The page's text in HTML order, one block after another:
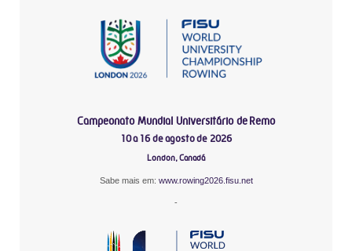
Campeonato Mundial Universitário de Remo
10 a 16 de agosto de 2026
London, Canadá
Sabe mais em: www.rowing2026.fisu.net
-